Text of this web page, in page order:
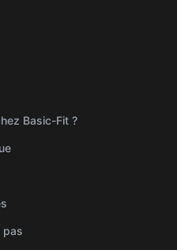
Basic-Fit ?
pas